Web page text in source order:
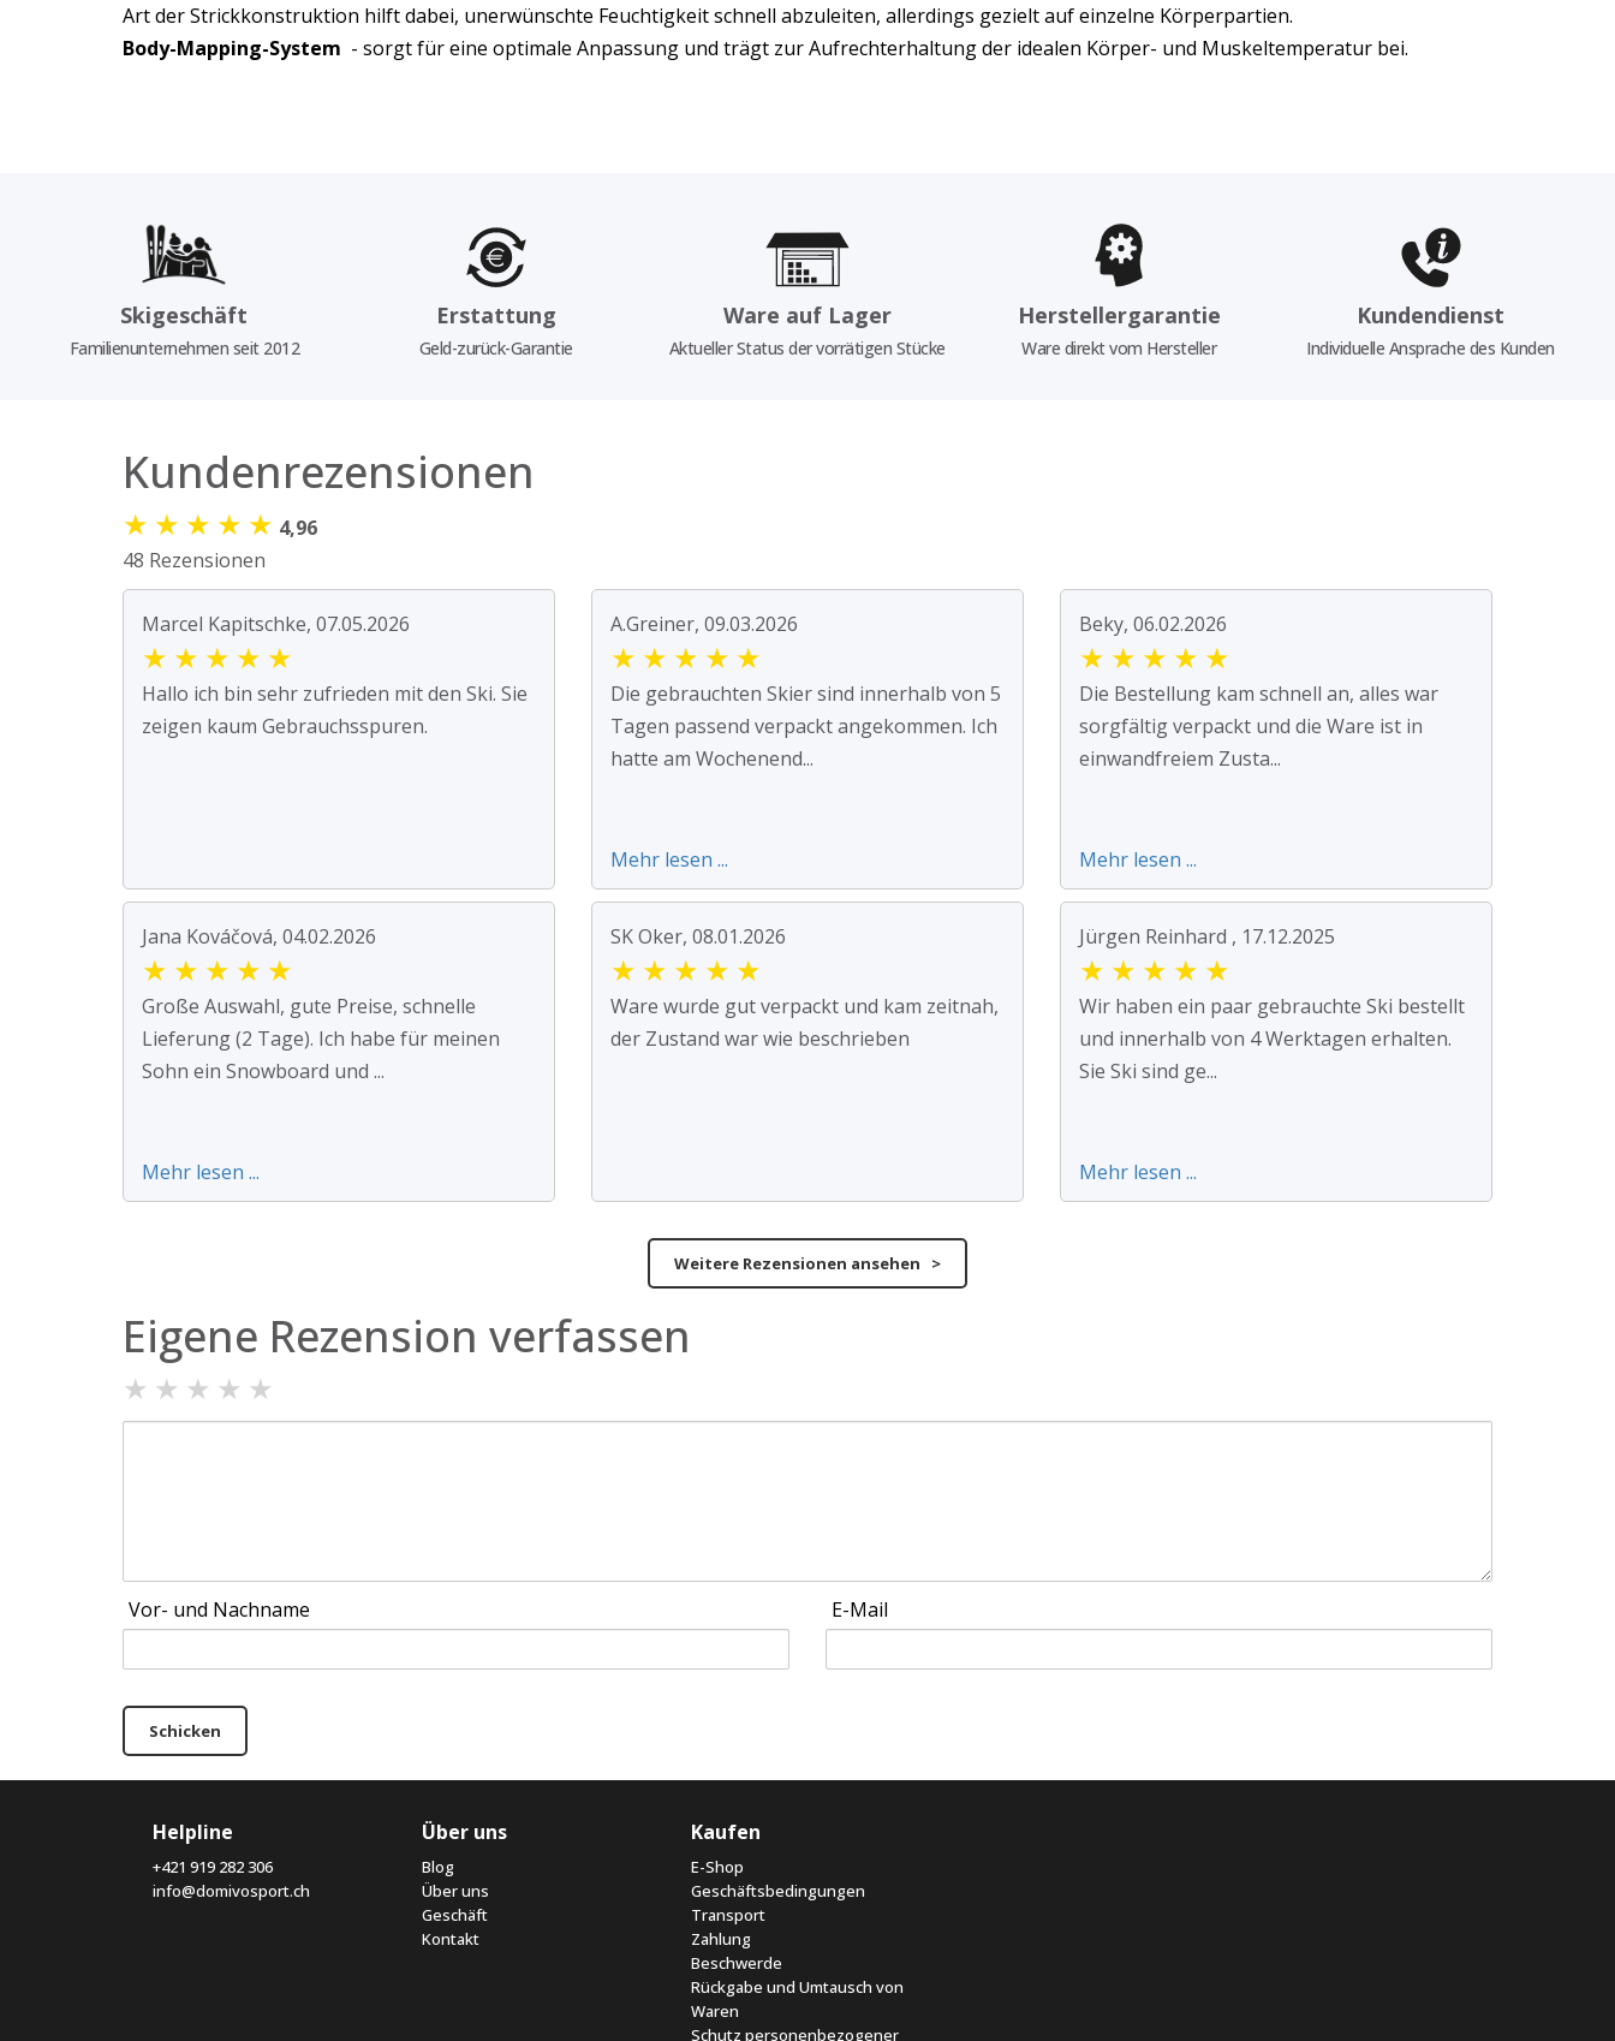
Art der Strickkonstruktion hilft dabei, unerwünschte Feuchtigkeit schnell abzuleiten, allerdings gezielt auf einzelne Körperpartien.
Body-Mapping-System - sorgt für eine optimale Anpassung und trägt zur Aufrechterhaltung der idealen Körper- und Muskeltemperatur bei.
Skigeschäft
Familienunternehmen seit 2012
Erstattung
Geld-zurück-Garantie
Ware auf Lager
Aktueller Status der vorrätigen Stücke
Herstellergarantie
Ware direkt vom Hersteller
Kundendienst
Individuelle Ansprache des Kunden
Kundenrezensionen
★ ★ ★ ★ ★ 4,96
48 Rezensionen
Marcel Kapitschke, 07.05.2026
★ ★ ★ ★ ★
Hallo ich bin sehr zufrieden mit den Ski. Sie
zeigen kaum Gebrauchsspuren.
A.Greiner, 09.03.2026
★ ★ ★ ★ ★
Die gebrauchten Skier sind innerhalb von 5
Tagen passend verpackt angekommen. Ich
hatte am Wochenend...
Mehr lesen ...
Beky, 06.02.2026
★ ★ ★ ★ ★
Die Bestellung kam schnell an, alles war
sorgfältig verpackt und die Ware ist in
einwandfreiem Zusta...
Mehr lesen ...
Jana Kováčová, 04.02.2026
★ ★ ★ ★ ★
Große Auswahl, gute Preise, schnelle
Lieferung (2 Tage). Ich habe für meinen
Sohn ein Snowboard und ...
Mehr lesen ...
SK Oker, 08.01.2026
★ ★ ★ ★ ★
Ware wurde gut verpackt und kam zeitnah,
der Zustand war wie beschrieben
Jürgen Reinhard , 17.12.2025
★ ★ ★ ★ ★
Wir haben ein paar gebrauchte Ski bestellt
und innerhalb von 4 Werktagen erhalten.
Sie Ski sind ge...
Mehr lesen ...
Weitere Rezensionen ansehen >
Eigene Rezension verfassen
★ ★ ★ ★ ★
Vor- und Nachname E-Mail
Schicken
Helpline
+421 919 282 306
info@domivosport.ch
Über uns
Blog
Über uns
Geschäft
Kontakt
Kaufen
E-Shop
Geschäftsbedingungen
Transport
Zahlung
Beschwerde
Rückgabe und Umtausch von
Waren
Schutz personenbezogener